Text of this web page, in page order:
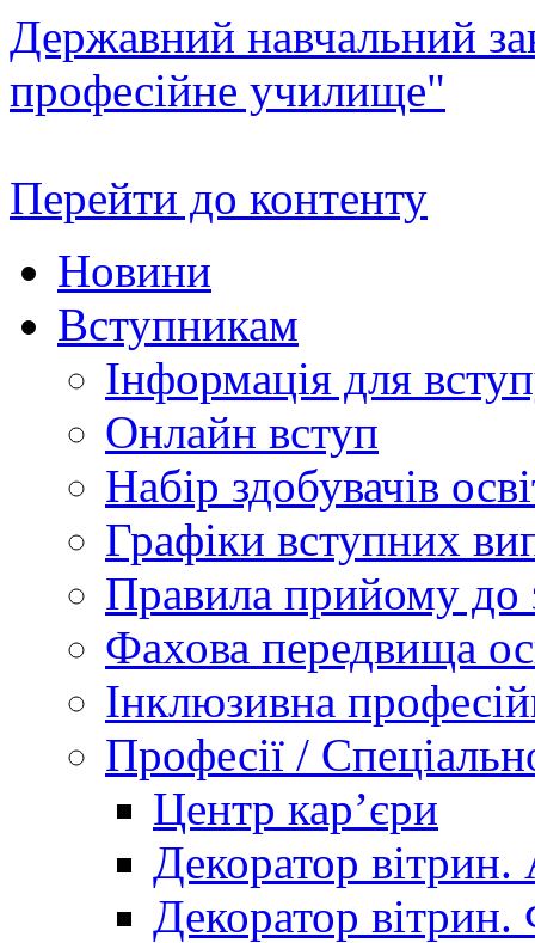
Державний навчальний
професійне училище"
Перейти до контенту
Новини
Вступникам
Інформація для
Онлайн вступ
Набір здобувачів
Графіки вступних
Правила прийому до
Фахова передвища
Інклюзивна
Професії /
Центр кар’єри
Декоратор вітрин.
Декоратор вітрин.